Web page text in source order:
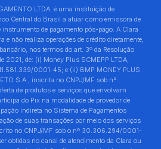
LTDA. é uma instituição de
Central do Brasil a atuar como emissora de
instrumento de pagamento pós-pago. A Clara
não realiza operações de crédito diretamente,
nos termos do art. 3º da Resolução
2021, de: (i) Money Plus SCMEPP LTDA,
0001-45; e (ii) BMP MONEY PLUS
S.A., inscrita no CNPJ/MF sob n°
de produtos e serviços que envolvam
do Pix na modalidade de provedor de
indireta no Sistema de Pagamentos
de suas transações por meio dos serviços
no CNPJ/MF sob o nº 30.306.294/0001-
obtidas no canal de atendimento da Clara ou